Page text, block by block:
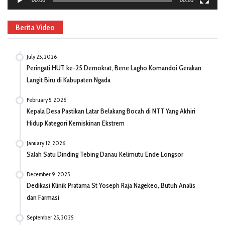
Berita Video
July 25, 2026
Peringati HUT ke-25 Demokrat, Bene Lagho Komandoi Gerakan
Langit Biru di Kabupaten Ngada
February 5, 2026
Kepala Desa Pastikan Latar Belakang Bocah di NTT Yang Akhiri
Hidup Kategori Kemiskinan Ekstrem
January 12, 2026
Salah Satu Dinding Tebing Danau Kelimutu Ende Longsor
December 9, 2025
Dedikasi Klinik Pratama St Yoseph Raja Nagekeo, Butuh Analis
dan Farmasi
September 25, 2025